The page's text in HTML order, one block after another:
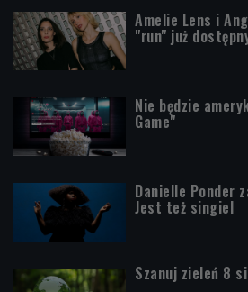
Amelie Lens i
"run" już
Nie będzie
Game"
Danielle Ponder
Jest też singiel
Szanuj zieleń 8